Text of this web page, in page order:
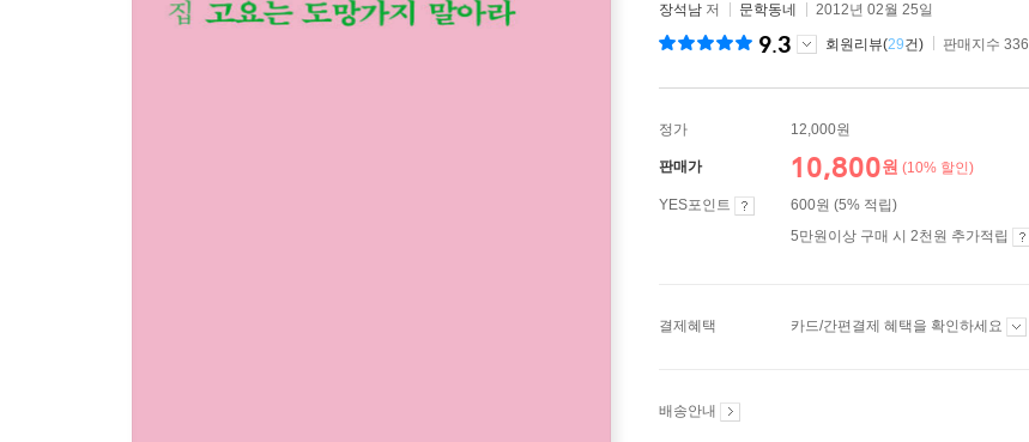
장석남 저 문학동네 2012년 02월 25일
9.3 회원리뷰(29건) 판매지수 336
정가 12,000원
판매가 10,800원 (10% 할인)
YES포인트
600원 (5% 적립)
5만원이상 구매 시 2천원 추가적립
결제혜택 카드/간편결제 혜택을 확인하세요
배송안내